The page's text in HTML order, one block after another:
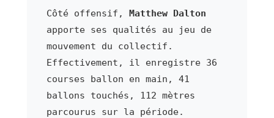
Côté offensif, Matthew Dalton
apporte ses qualités au jeu de
mouvement du collectif.
Effectivement, il enregistre 36
courses ballon en main, 41
ballons touchés, 112 mètres
parcourus sur la période.